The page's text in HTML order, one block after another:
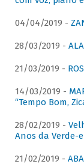
04/04/2019 -
28/03/2019 -
21/03/2019 -
14/03/2019 -
“Tempo Bom,
28/02/2019 -
Anos da Verde-
21/02/2019 -